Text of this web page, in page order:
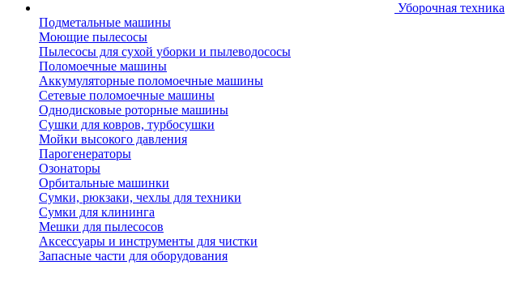
Уборочная техника
Подметальные машины
Моющие пылесосы
Пылесосы для сухой уборки и пылеводососы
Поломоечные машины
Аккумуляторные поломоечные машины
Сетевые поломоечные машины
Однодисковые роторные машины
Сушки для ковров, турбосушки
Мойки высокого давления
Парогенераторы
Озонаторы
Орбитальные машинки
Сумки, рюкзаки, чехлы для техники
Сумки для клининга
Мешки для пылесосов
Аксессуары и инструменты для чистки
Запасные части для оборудования